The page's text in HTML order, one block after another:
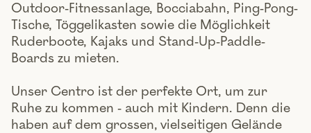
Outdoor-Fitnessanlage, Bocciabahn, Ping-Pong-
Tische, Töggelikasten sowie die Möglichkeit
Ruderboote, Kajaks und Stand-Up-Paddle-
Boards zu mieten.
Unser Centro ist der perfekte Ort, um zur
Ruhe zu kommen - auch mit Kindern. Denn die
haben auf dem grossen, vielseitigen Gelände